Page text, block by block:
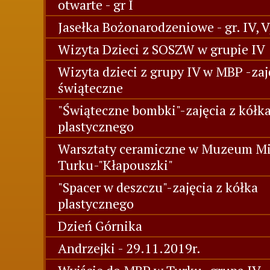
otwarte - gr I
Jasełka Bożonarodzeniowe - gr. IV,
Wizyta Dzieci z SOSZW w grupie IV
Wizyta dzieci z grupy IV w MBP -
świąteczne
"Świąteczne bombki"-zajęcia z
plastycznego
Warsztaty ceramiczne w Muzeum
Turku-"Kłapouszki"
"Spacer w deszczu"-zajęcia z kółka
plastycznego
Dzień Górnika
Andrzejki - 29.11.2019r.